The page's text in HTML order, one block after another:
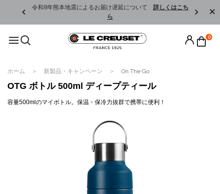
令和8年熊本地震によるお届け遅延について 詳しくはこち
ら
0
ホーム 新製品・キャンペーン On The Go
OTG ボトル 500ml ディープティール
容量500mlのマイボトル。保温・保冷力抜群で携帯に便利！